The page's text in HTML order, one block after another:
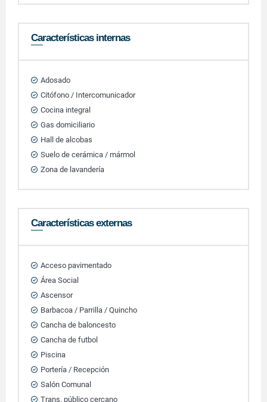
Características internas
Adosado
Citófono / Intercomunicador
Cocina integral
Gas domiciliario
Hall de alcobas
Suelo de cerámica / mármol
Zona de lavandería
Características externas
Acceso pavimentado
Área Social
Ascensor
Barbacoa / Parrilla / Quincho
Cancha de baloncesto
Cancha de futbol
Piscina
Portería / Recepción
Salón Comunal
Trans. público cercano